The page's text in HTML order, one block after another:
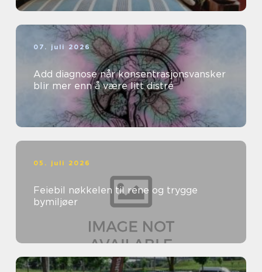
07. juli 2026
Add diagnose når konsentrasjonsvansker
blir mer enn å være litt distré
05. juli 2026
Feiebil nøkkelen til rene og trygge
bymiljøer